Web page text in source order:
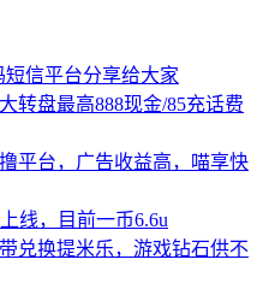
短信平台分享给大家
转盘最高888现金/85充话费
平台，广告收益高，喵享快
线，目前一币6.6u
兑换提米乐，游戏钻石供不